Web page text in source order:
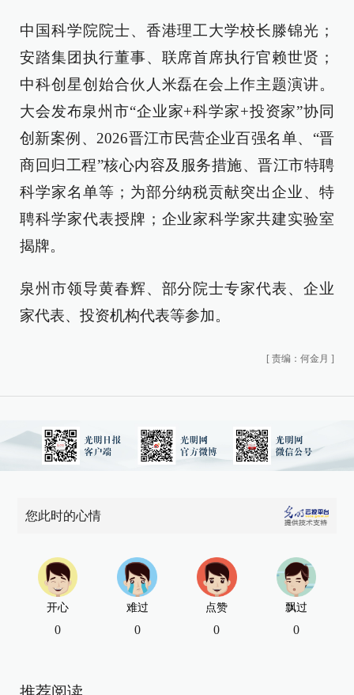
中国科学院院士、香港理工大学校长滕锦光；
安踏集团执行董事、联席首席执行官赖世贤；
中科创星创始合伙人米磊在会上作主题演讲。
大会发布泉州市“企业家+科学家+投资家”协同
创新案例、2026晋江市民营企业百强名单、“晋
商回归工程”核心内容及服务措施、晋江市特聘
科学家名单等；为部分纳税贡献突出企业、特
聘科学家代表授牌；企业家科学家共建实验室
揭牌。
泉州市领导黄春辉、部分院士专家代表、企业
家代表、投资机构代表等参加。
[ 责编：何金月 ]
您此时的心情
开心
0
难过
0
点赞
0
飘过
0
推荐阅读